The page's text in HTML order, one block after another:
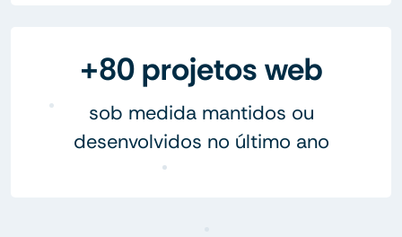
+80 projetos web
sob medida mantidos ou
desenvolvidos no último ano